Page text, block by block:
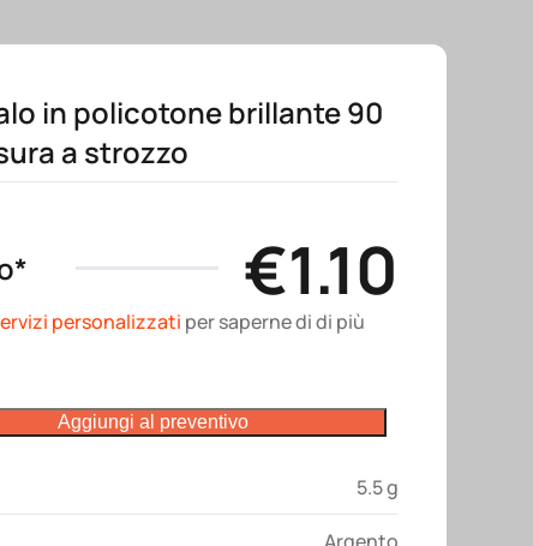
in policotone brillante 90
a strozzo
€1.10
personalizzati per saperne di di più
Aggiungi al preventivo
5.5 g